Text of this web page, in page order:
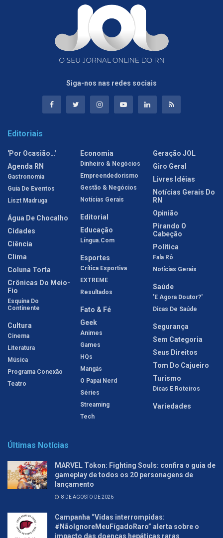
Siga-nos nas redes sociais
Editoriais
'Por Ocasião…'
Agenda RN
Gastronomia
Guia De Eventos
Liszt Madruga
Água De Chocalho
Cidades
Ciência
Clima
Coluna Torta
Crônicas Do Meio-
Fio
Esquina Do
Continente
Cultura
Cinema
Literatura
Música
Programa Conexão
Teatro
Economia
Dinheiro & Negócios
Empreendedorismo
Gestão & Negócios
Notícias Gerais
Editorial
Educação
Língua.com
Esportes
Crítica Esportiva
EXTREME
Resultados
Fato & Fé
Geek
Animes
Games
HQs
Mangás
O Papai Nerd
Séries
Streaming
Tech
Geração JOL
Giro Geral
Livres Idéias
Notícias Gerais Do
RN
Opinião
Pirando O
Cabeção
Política
Fala Rô
Notícias Gerais
Saúde
'E Agora Doutor?'
Dicas De Saúde
Segurança
Sem Categoria
Seus Direitos
Tom Do Cajueiro
Turismo
Dicas E Roteiros
Variedades
Últimas Notícias
MARVEL Tōkon: Fighting Souls: confira o guia de
gameplay de todos os 20 personagens de
lançamento
8 DE AGOSTO DE 2026
Campanha “Vidas interrompidas:
#NãoIgnoreMeuFígadoRaro” alerta sobre o
impacto das doenças hepáticas raras